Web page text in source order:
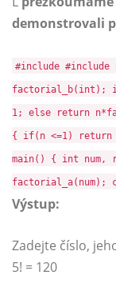
demonstrovali
#include #include
factorial_b(int);
1; else return
{ if(n <=1)
main() { int num,
factorial_a(num);
Výstup:
Zadejte číslo,
5! = 120